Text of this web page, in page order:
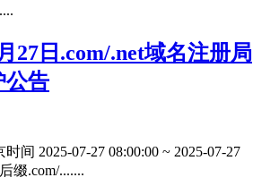
27日.com/.net域名注册局
公告
间 2025-07-27 08:00:00 ~ 2025-07-27
缀.com/.......